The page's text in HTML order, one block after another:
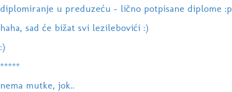
diplomiranje u preduzeću - lično potpisane diplome :p
haha, sad će bižat svi lezilebovići :)
:)
*****
nema mutke, jok..